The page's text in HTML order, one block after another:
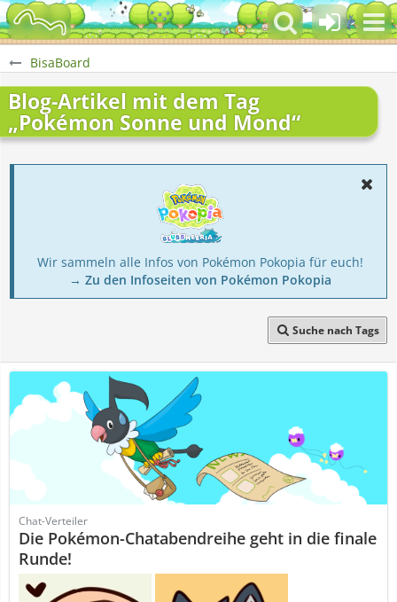
BisaBoard
Blog-Artikel mit dem Tag
„Pokémon Sonne und Mond“
Wir sammeln alle Infos von Pokémon Pokopia für euch!
→ Zu den Infoseiten von Pokémon Pokopia
Suche nach Tags
Chat-Verteiler
Die Pokémon-Chatabendreihe geht in die finale
Runde!